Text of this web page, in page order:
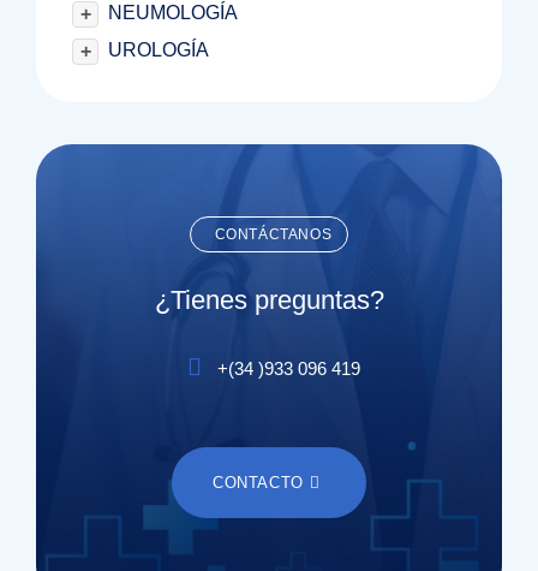
+
NEUMOLOGÍA
+
UROLOGÍA
CONTÁCTANOS
¿Tienes preguntas?
+(34 )933 096 419
CONTACTO